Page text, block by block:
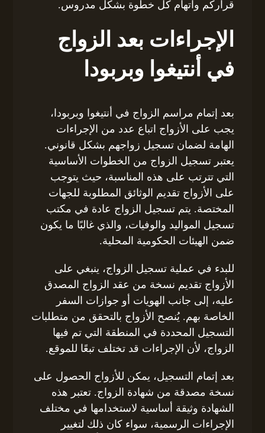
قراركم واتهام كل خطوة بشكل مدروس.
الإجراءات بعد الزواج
في أنتيغوا وبربودا
بعد إتمام مراسم الزواج في أنتيغوا وبربودا،
يجب على الأزواج اتباع عدد من الإجراءات
الهامة لضمان تسجيل زواجهم بشكل قانوني.
يعتبر تسجيل الزواج من الخطوات الأساسية
التي تترتب على هذه المناسبة، حيث يتوجب
على الأزواج تقديم الوثائق المطلوبة للجهات
المختصة. يتم تسجيل الزواج عادة في مكتب
تسجيل المواليد والوفيات، والذي غالبًا ما يكون
ضمن الهيئات الحكومية المحلية.
للبدء في عملية تسجيل الزواج، ينبغي على
الأزواج تقديم نسخة من عقد الزواج المصدق
عليه، إلى جانب الهويات أو جوازات السفر
الخاصة بهم. يُنصح الأزواج بالتحقق من متطلبات
التسجيل المحددة في المنطقة التي تم فيها
الزواج، لأن الإجراءات قد تختلف تبعًا للموقع.
بعد إتمام التسجيل، يمكن للأزواج الحصول على
نسخة مصدقة من شهادة الزواج. تعتبر هذه
الشهادة وثيقة أساسية لاستخدامها في مختلف
الإجراءات الرسمية، سواء كان ذلك لتغيير